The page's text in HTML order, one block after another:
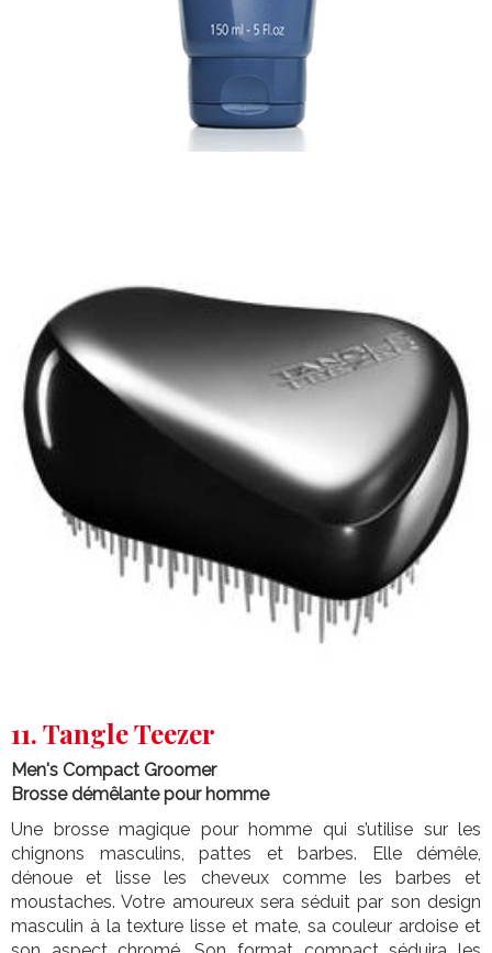
11. Tangle Teezer
Men's Compact Groomer
Brosse démêlante pour homme
Une brosse magique pour homme qui s’utilise sur les
chignons masculins, pattes et barbes. Elle démêle,
dénoue et lisse les cheveux comme les barbes et
moustaches. Votre amoureux sera séduit par son design
masculin à la texture lisse et mate, sa couleur ardoise et